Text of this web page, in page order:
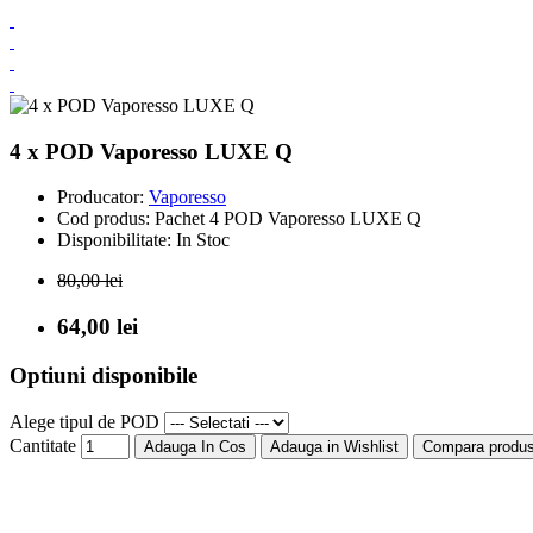
4 x POD Vaporesso LUXE Q
Producator: Vaporesso
Cod produs: Pachet 4 POD Vaporesso LUXE Q
Disponibilitate: In Stoc
80,00 lei
64,00 lei
Optiuni disponibile
Alege tipul de POD
Cantitate
Adauga In Cos Adauga in Wishlist Compara